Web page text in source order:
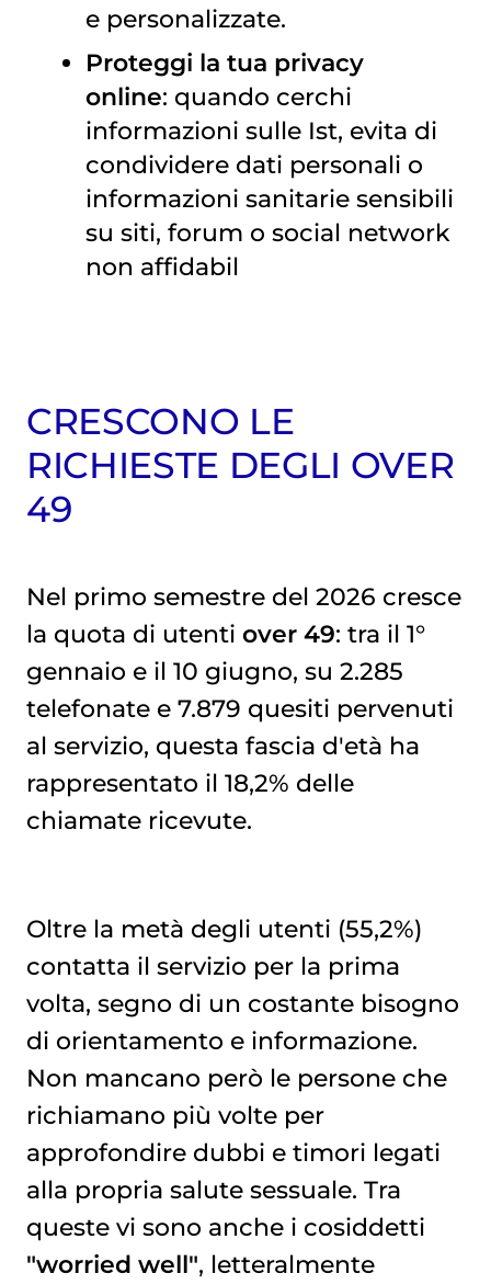
e personalizzate.
Proteggi la tua privacy
online: quando cerchi
informazioni sulle Ist, evita di
condividere dati personali o
informazioni sanitarie sensibili
su siti, forum o social network
non affidabil
CRESCONO LE
RICHIESTE DEGLI OVER
49
Nel primo semestre del 2026 cresce
la quota di utenti over 49: tra il 1°
gennaio e il 10 giugno, su 2.285
telefonate e 7.879 quesiti pervenuti
al servizio, questa fascia d'età ha
rappresentato il 18,2% delle
chiamate ricevute.
Oltre la metà degli utenti (55,2%)
contatta il servizio per la prima
volta, segno di un costante bisogno
di orientamento e informazione.
Non mancano però le persone che
richiamano più volte per
approfondire dubbi e timori legati
alla propria salute sessuale. Tra
queste vi sono anche i cosiddetti
"worried well", letteralmente